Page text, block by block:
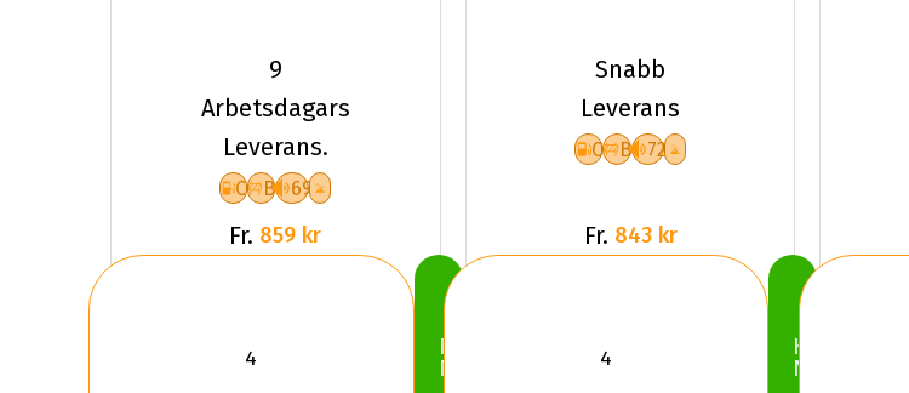
LANDSAIL
4-
SEASONS
3 XL
9
Arbetsdagars
Leverans.
C B 69
Fr. 859 kr
Köp
Nu
SNOWLEOPARD
2 NC
Snabb
Leverans
C B 72
Fr. 843 kr
Köp
Nu